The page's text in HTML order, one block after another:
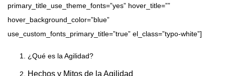
primary_title_use_theme_fonts=”yes” hover_title=””
hover_background_color=”blue”
use_custom_fonts_primary_title=”true” el_class=”typo-white”]
¿Qué es la Agilidad?
Hechos y Mitos de la Agilidad